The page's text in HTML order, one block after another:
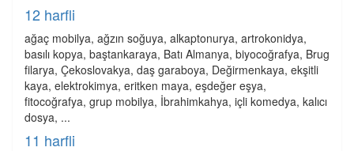
12 harfli
ağaç mobilya, ağzın soğuya, alkaptonurya, artrokonidya,
basılı kopya, baştankaraya, Batı Almanya, biyocoğrafya, Brug
filarya, Çekoslovakya, daş garaboya, Değirmenkaya, ekşitli
kaya, elektrokimya, eritken maya, eşdeğer eşya,
fitocoğrafya, grup mobilya, İbrahimkahya, içli komedya, kalıcı
dosya, ...
11 harfli